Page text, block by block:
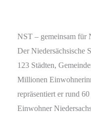
NST – gemeinsam für
Der Niedersächsische
123 Städten,
Millionen
repräsentiert er rund
Einwohner